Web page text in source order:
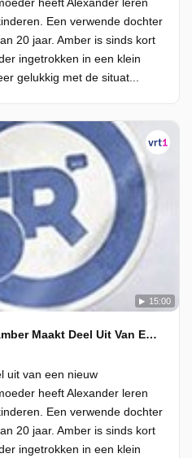
Een verwende dochter
20 jaar. Amber is sinds kort
ingetrokken in een klein
gelukkig met de situat...
15:00
Seizoen 2, Aflevering 1 - Amber Maakt Deel Uit Van Een Nieuw Samengesteld Gezin
uit van een nieuw
heeft Alexander leren
Een verwende dochter
20 jaar. Amber is sinds kort
ingetrokken in een klein